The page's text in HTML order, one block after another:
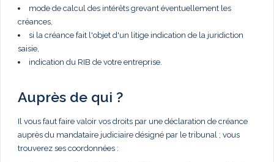
mode de calcul des intérêts grevant éventuellement les
créances,
si la créance fait l'objet d'un litige indication de la juridiction
saisie,
indication du RIB de votre entreprise.
Auprès de qui ?
Il vous faut faire valoir vos droits par une déclaration de créance
auprès du mandataire judiciaire désigné par le tribunal ; vous
trouverez ses coordonnées :